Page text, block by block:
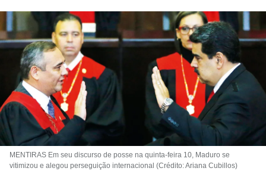
MENTIRAS Em seu discurso de posse na quinta-feira 10, Maduro se
vitimizou e alegou perseguição internacional (Crédito: Ariana Cubillos)